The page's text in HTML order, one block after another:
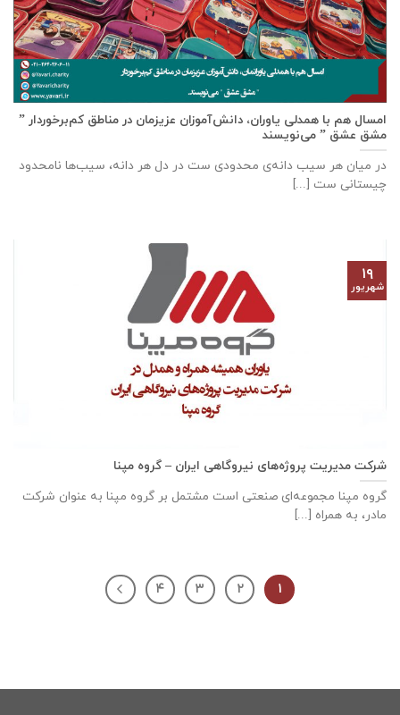
امسال هم با همدلی یاوران، دانش‌آموزان عزیزمان در مناطق کم‌برخوردار ”
مشق عشق ” می‌نویسند
در میان هر سیب دانه‌ی محدودی ست در دل هر دانه، سیب‌ها نامحدود
چیستانی ست [...]
شرکت مدیریت پروژه‌های نیروگاهی ایران – گروه مپنا
گروه مپنا مجموعه‌ای صنعتى است مشتمل بر گروه مپنا به عنوان شرکت
مادر، به همراه [...]
۱۹
شهریور
۱ ۲ ۳ ۴